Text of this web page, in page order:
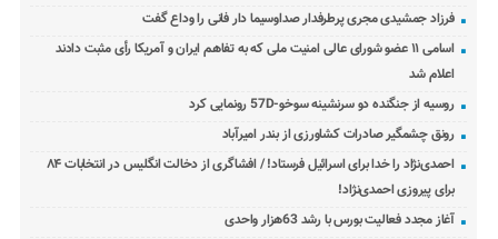
فرزاد جمشیدی مجری پرطرفدار صداوسیما دار فانی را وداع گفت
اسامی ۱۱ عضو شورای عالی امنیت ملی که به تفاهم ایران و آمریکا رأی مثبت دادند
اعلام شد
روسیه از جنگنده دو سرنشینه سوخو-57D رونمایی کرد
رونق چشمگیر صادرات کشاورزی از بندر امیرآباد
احمدی‌نژاد را خدا برای اسرائیل فرستاد! / افشاگری از دخالت انگلیس در انتخابات ۸۴
برای پیروزی احمدی‌نژاد!
آغاز مجدد فعالیت بورس با رشد 63هزار واحدی